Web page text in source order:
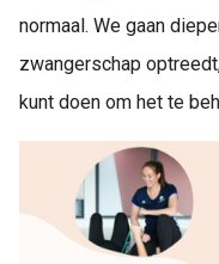
normaal. We gaan
zwangerschap
kunt doen om het te